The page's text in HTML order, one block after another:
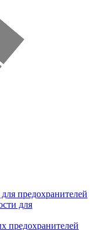
предохранителей
для
предохранителей